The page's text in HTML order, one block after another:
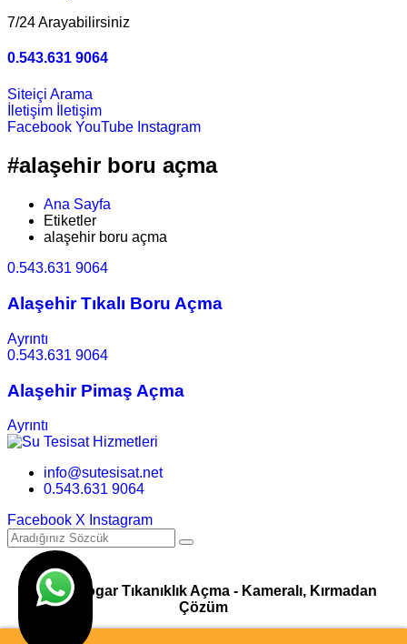
7/24 Arayabilirsiniz
0.543.631 9064
Siteiçi Arama
İletişim
İletişim
Facebook YouTube Instagram
#alaşehir boru açma
Ana Sayfa
Etiketler
alaşehir boru açma
0.543.631 9064
Alaşehir Tıkalı Boru Açma
Ayrıntı
0.543.631 9064
Alaşehir Pimaş Açma
Ayrıntı
info@sutesisat.net
0.543.631 9064
Facebook X Instagram
Pimaş Logar Tıkanıklık Açma - Kameralı, Kırmadan
Çözüm